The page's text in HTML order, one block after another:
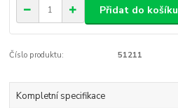
Přidat do košíku
Číslo produktu: 51211
Kompletní specifikace